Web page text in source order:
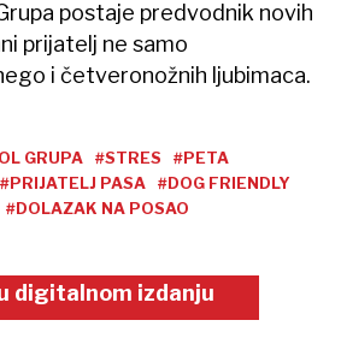
postaje predvodnik novih
prijatelj ne samo
i četveronožnih ljubimaca.
GRUPA #STRES
#PETA
#PRIJATELJ PASA
#DOG FRIENDLY
#DOLAZAK NA POSAO
digitalnom izdanju